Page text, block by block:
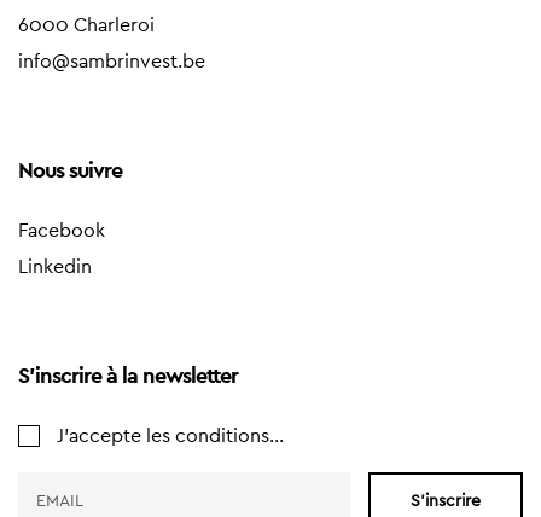
6000 Charleroi
info@sambrinvest.be
Nous suivre
Facebook
Linkedin
S'inscrire à la newsletter
J'accepte les conditions...
S'inscrire